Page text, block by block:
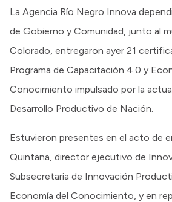
La Agencia Río Negro Innova
de Gobierno y Comunidad, junto al
Colorado, entregaron ayer 21
Programa de Capacitación 4.0 y
Conocimiento impulsado por la
Desarrollo Productivo de Nación.
Estuvieron presentes en el acto de
Quintana, director ejecutivo de
Subsecretaria de Innovación
Economía del Conocimiento, y en